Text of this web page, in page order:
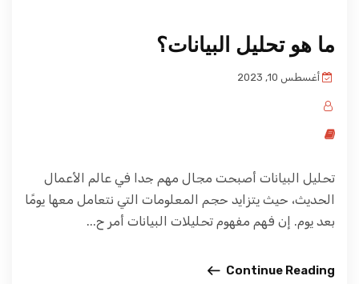
ما هو تحليل البيانات؟
أغسطس 10, 2023
تحليل البيانات أصبحت مجال مهم جدا في عالم الأعمال
الحديث، حيث يتزايد حجم المعلومات التي نتعامل معها يومًا
بعد يوم. إن فهم مفهوم تحليلات البيانات أمر ح...
Continue Reading